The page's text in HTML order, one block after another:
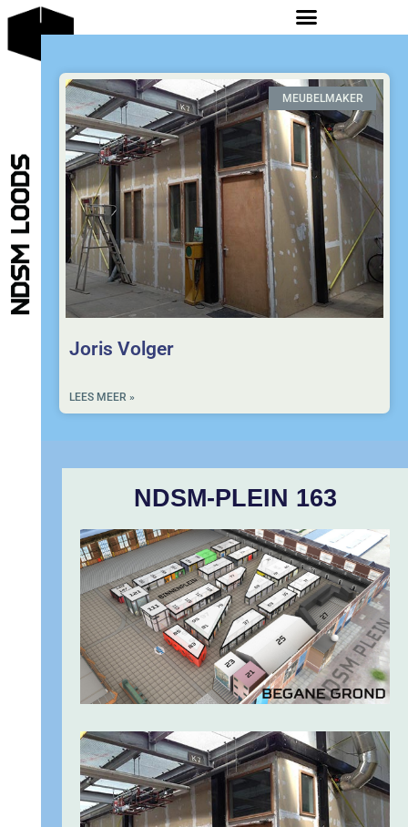
NDSM-PLEIN 163
MEUBELMAKER
Joris Volger
LEES MEER »